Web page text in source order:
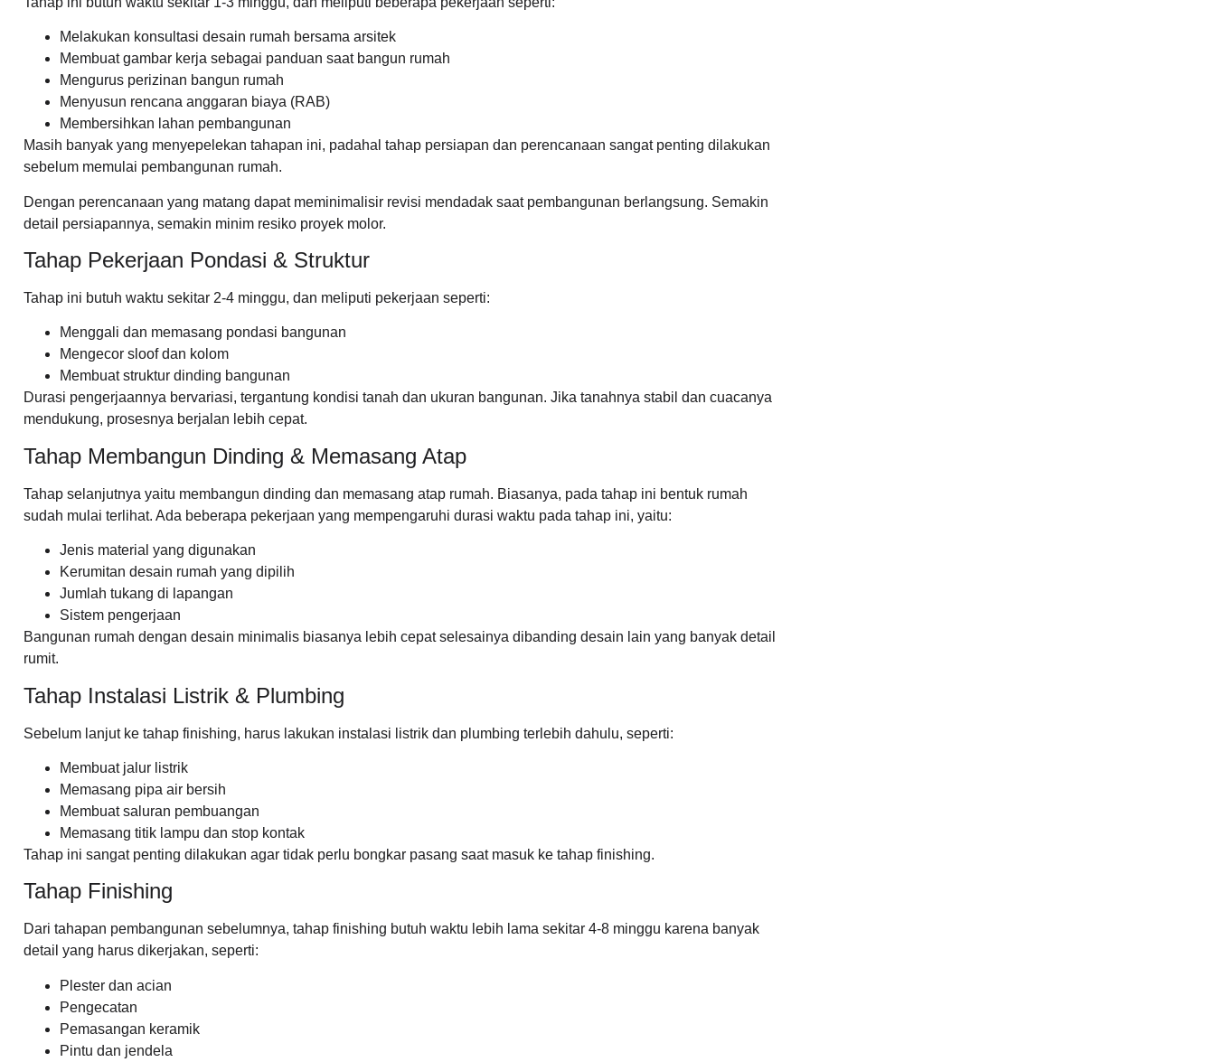
Melakukan konsultasi desain rumah bersama arsitek
Membuat gambar kerja sebagai panduan saat bangun rumah
Mengurus perizinan bangun rumah
Menyusun rencana anggaran biaya (RAB)
Membersihkan lahan pembangunan
Masih banyak yang menyepelekan tahapan ini, padahal tahap persiapan dan perencanaan sangat penting dilakukan
sebelum memulai pembangunan rumah.
Dengan perencanaan yang matang dapat meminimalisir revisi mendadak saat pembangunan berlangsung. Semakin
detail persiapannya, semakin minim resiko proyek molor.
Tahap Pekerjaan Pondasi & Struktur
Tahap ini butuh waktu sekitar 2-4 minggu, dan meliputi pekerjaan seperti:
Menggali dan memasang pondasi bangunan
Mengecor sloof dan kolom
Membuat struktur dinding bangunan
Durasi pengerjaannya bervariasi, tergantung kondisi tanah dan ukuran bangunan. Jika tanahnya stabil dan cuacanya
mendukung, prosesnya berjalan lebih cepat.
Tahap Membangun Dinding & Memasang Atap
Tahap selanjutnya yaitu membangun dinding dan memasang atap rumah. Biasanya, pada tahap ini bentuk rumah
sudah mulai terlihat. Ada beberapa pekerjaan yang mempengaruhi durasi waktu pada tahap ini, yaitu:
Jenis material yang digunakan
Kerumitan desain rumah yang dipilih
Jumlah tukang di lapangan
Sistem pengerjaan
Bangunan rumah dengan desain minimalis biasanya lebih cepat selesainya dibanding desain lain yang banyak detail
rumit.
Tahap Instalasi Listrik & Plumbing
Sebelum lanjut ke tahap finishing, harus lakukan instalasi listrik dan plumbing terlebih dahulu, seperti:
Membuat jalur listrik
Memasang pipa air bersih
Membuat saluran pembuangan
Memasang titik lampu dan stop kontak
Tahap ini sangat penting dilakukan agar tidak perlu bongkar pasang saat masuk ke tahap finishing.
Tahap Finishing
Dari tahapan pembangunan sebelumnya, tahap finishing butuh waktu lebih lama sekitar 4-8 minggu karena banyak
detail yang harus dikerjakan, seperti:
Plester dan acian
Pengecatan
Pemasangan keramik
Pintu dan jendela